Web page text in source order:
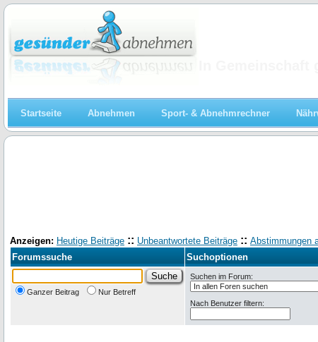
Startseite Abnehmen Sport- & Abnehmrechner
Anzeigen: Heutige Beiträge :: Unbeantwortete Beiträge :: Abstimmungen
Forumssuche
Suchoptionen
Ganzer Beitrag Nur Betreff
Suchen im Forum:
Nach Benutzer filtern: